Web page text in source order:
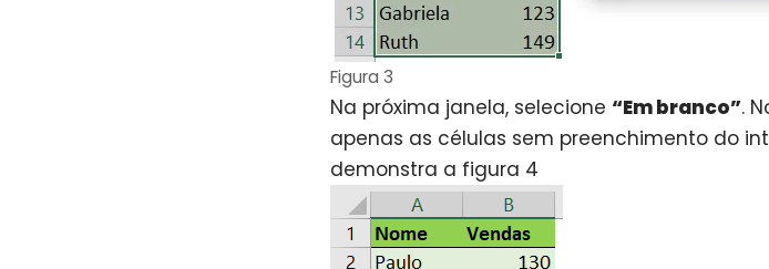
Figura 3
Na próxima janela, selecione “Em branco”.
apenas as células sem preenchimento do
demonstra a figura 4